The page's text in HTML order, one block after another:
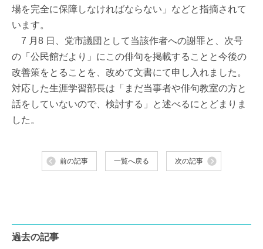
場を完全に保障しなければならない」などと指摘されて
います。
7 月8 日、党市議団として当該作者への謝罪と、次号
の「公民館だより」にこの俳句を掲載することと今後の
改善策をとることを、改めて文書にて申し入れました。
対応した生涯学習部長は「まだ当事者や俳句教室の方と
話をしていないので、検討する」と述べるにとどまりま
した。
前の記事 一覧へ戻る 次の記事
過去の記事